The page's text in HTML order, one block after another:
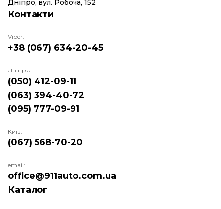
Дніпро, вул. Робоча, 152
Каталог
Контакти
Viber:
+38 (067) 634-20-45
Дніпро:
(050) 412-09-11
(063) 394-40-72
(095) 777-09-91
Київ:
(067) 568-70-20
email:
office@911auto.com.ua